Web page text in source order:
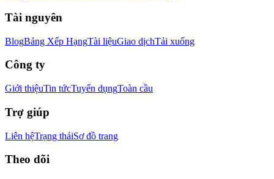
Tài nguyên
BlogBảng Xếp HạngTài liệuGiao dịchTải xuống
Công ty
Giới thiệuTin tứcTuyển dụngToàn cầu
Trợ giúp
Liên hệTrạng tháiSơ đồ trang
Theo dõi